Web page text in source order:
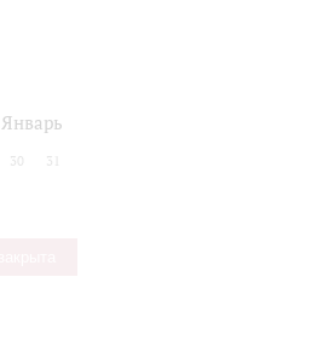
Январь
30 31